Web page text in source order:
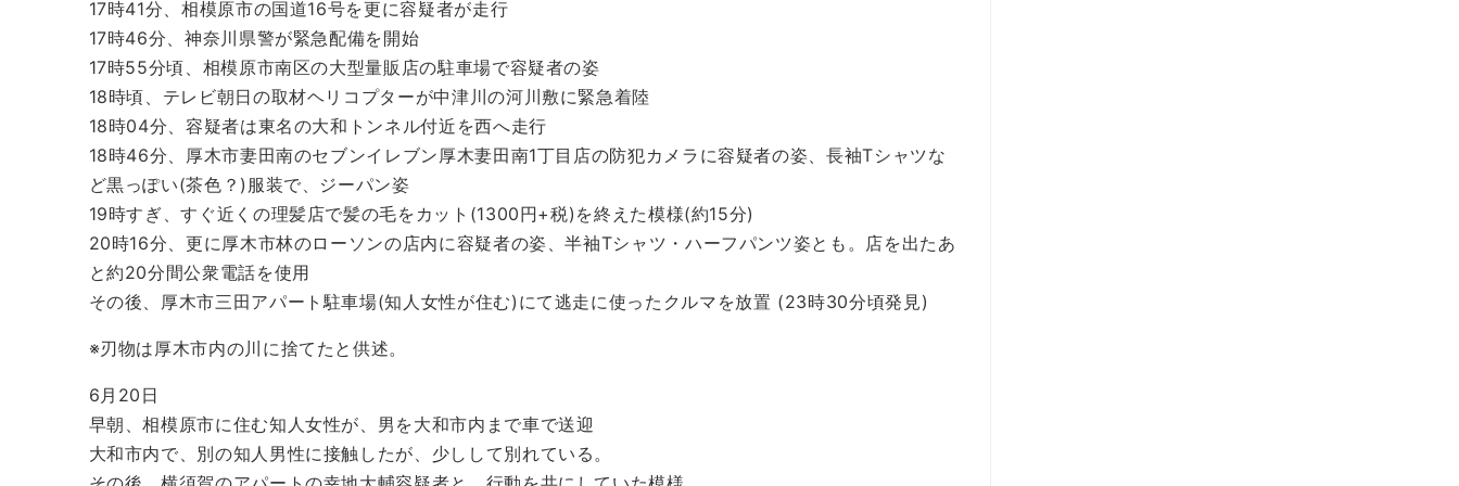
17時41分、相模原市の国道16号を更に容疑者が走行
17時46分、神奈川県警が緊急配備を開始
17時55分頃、相模原市南区の大型量販店の駐車場で容疑者の姿
18時頃、テレビ朝日の取材ヘリコプターが中津川の河川敷に緊急着陸
18時04分、容疑者は東名の大和トンネル付近を西へ走行
18時46分、厚木市妻田南のセブンイレブン厚木妻田南1丁目店の防犯カメラに容疑者の姿、長袖Tシャツな
ど黒っぽい(茶色？)服装で、ジーパン姿
19時すぎ、すぐ近くの理髪店で髪の毛をカット(1300円+税)を終えた模様(約15分)
20時16分、更に厚木市林のローソンの店内に容疑者の姿、半袖Tシャツ・ハーフパンツ姿とも。店を出たあ
と約20分間公衆電話を使用
その後、厚木市三田アパート駐車場(知人女性が住む)にて逃走に使ったクルマを放置 (23時30分頃発見)
※刃物は厚木市内の川に捨てたと供述。
6月20日
早朝、相模原市に住む知人女性が、男を大和市内まで車で送迎
大和市内で、別の知人男性に接触したが、少しして別れている。